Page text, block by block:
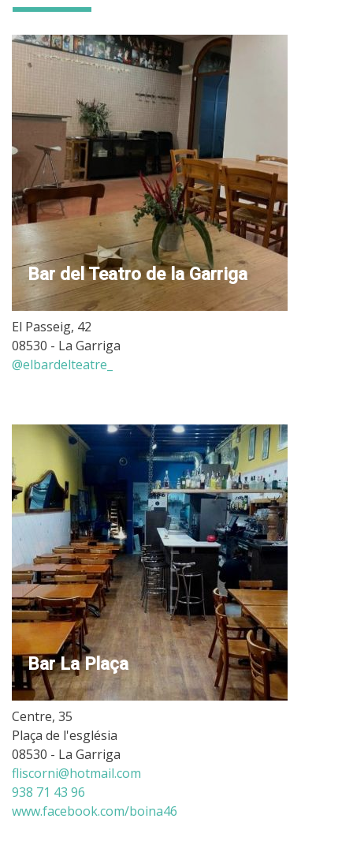
Bar del Teatro de la Garriga
El Passeig, 42
08530 - La Garriga
@elbardelteatre_
Bar La Plaça
Centre, 35
Plaça de l'església
08530 - La Garriga
fliscorni@hotmail.com
938 71 43 96
www.facebook.com/boina46